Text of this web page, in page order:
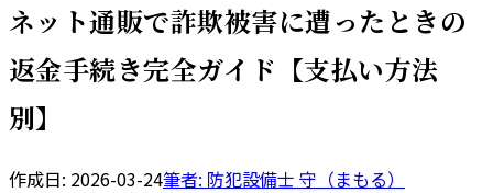
ネット通販で詐欺被害に遭ったときの
返金手続き完全ガイド【支払い方法
別】
作成日: 2026-03-24筆者: 防犯設備士 守（まもる）